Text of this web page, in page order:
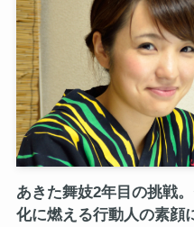
あきた舞妓2年目の挑戦
化に燃える行動人の素顔